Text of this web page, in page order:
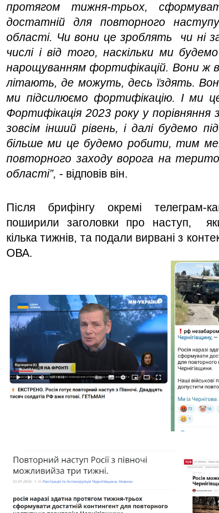
протягом тижня-трьох,
достатній для повторного
області. Чи вони це зроблять  чи ні
числі і від того, наскільки ми
нарощуванням фортифікацій. Вони ж
літають, де можуть, десь їздять.
ми підсилюємо фортифікацію. І ми
Фортифікація 2023 року у
зовсім інший рівень, і далі будемо
більше ми це будемо робити, тим
повторного заходу ворога на
області”, - відповів він.
Після брифінгу окремі телеграм-
поширили заголовки про наступ,
кілька тижнів, та подали вирвані з
ОВА.